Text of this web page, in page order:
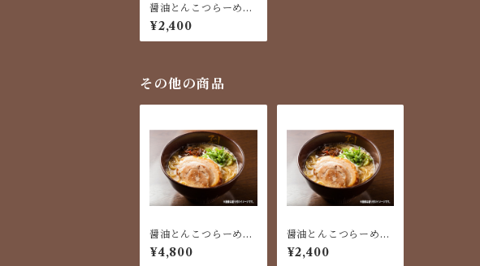
醤油とんこつらーめん
（２食入り）1食につ
き替玉１玉付き
¥2,400
その他の商品
醤油とんこつらーめん
（４食入り）1食につ
き替玉１玉付き
¥4,800
醤油とんこつらーめん
（２食入り）1食につ
き替玉１玉付き
¥2,400